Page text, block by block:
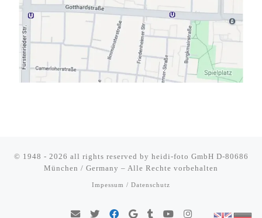
© 1948 - 2026 all rights reserved by heidi-foto GmbH D-80686
München / Germany – Alle Rechte vorbehalten
Impessum / Datenschutz